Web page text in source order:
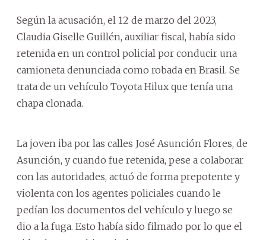
Según la acusación, el 12 de marzo del 2023,
Claudia Giselle Guillén, auxiliar fiscal, había sido
retenida en un control policial por conducir una
camioneta denunciada como robada en Brasil. Se
trata de un vehículo Toyota Hilux que tenía una
chapa clonada.
La joven iba por las calles José Asunción Flores, de
Asunción, y cuando fue retenida, pese a colaborar
con las autoridades, actuó de forma prepotente y
violenta con los agentes policiales cuando le
pedían los documentos del vehículo y luego se
dio a la fuga. Esto había sido filmado por lo que el